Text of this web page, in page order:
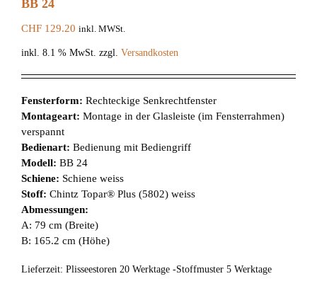
BB 24
CHF 129.20 inkl. MWSt.
inkl. 8.1 % MwSt. zzgl. Versandkosten
Fensterform: Rechteckige Senkrechtfenster
Montageart: Montage in der Glasleiste (im Fensterrahmen)
verspannt
Bedienart: Bedienung mit Bediengriff
Modell: BB 24
Schiene: Schiene weiss
Stoff: Chintz Topar® Plus (5802) weiss
Abmessungen:
A: 79 cm (Breite)
B: 165.2 cm (Höhe)
Lieferzeit: Plisseestoren 20 Werktage -Stoffmuster 5 Werktage